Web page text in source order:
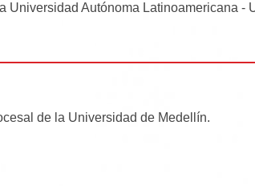
Autónoma Latinoamericana -
de la Universidad de Medellín.